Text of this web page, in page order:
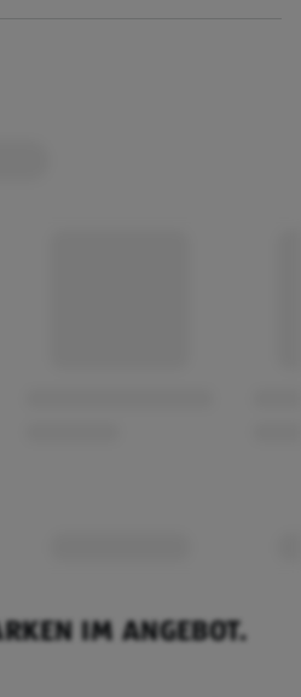
IM ANGEBOT.